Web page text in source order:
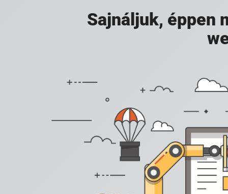
Sajnáljuk, éppen